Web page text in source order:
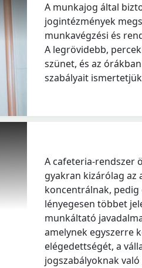
A munkajog által
jogintézmények
munkavégzési és
A legrövidebb,
szünet, és az
szabályait
A cafeteria-rendszer
gyakran kizárólag az
koncentrálnak,
lényegesen többet
munkáltató
amelynek egyszerre
elégedettségét, a
jogszabályoknak